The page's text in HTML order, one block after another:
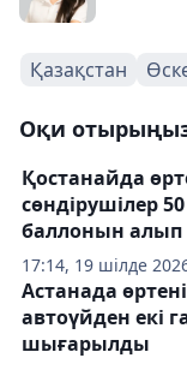
Қазақстан
Оқи
17:14, 19 шілде
Қостанайда
сөндірушілер
баллонын
Астанада
автоүйден екі
шығарылды